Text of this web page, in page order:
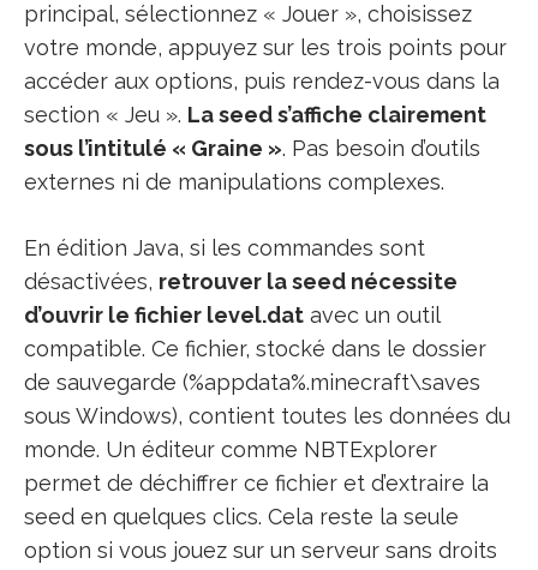
principal, sélectionnez « Jouer », choisissez
votre monde, appuyez sur les trois points pour
accéder aux options, puis rendez-vous dans la
section « Jeu ». La seed s’affiche clairement
sous l’intitulé « Graine ». Pas besoin d’outils
externes ni de manipulations complexes.
En édition Java, si les commandes sont
désactivées, retrouver la seed nécessite
d’ouvrir le fichier level.dat avec un outil
compatible. Ce fichier, stocké dans le dossier
de sauvegarde (%appdata%.minecraft\saves
sous Windows), contient toutes les données du
monde. Un éditeur comme NBTExplorer
permet de déchiffrer ce fichier et d’extraire la
seed en quelques clics. Cela reste la seule
option si vous jouez sur un serveur sans droits